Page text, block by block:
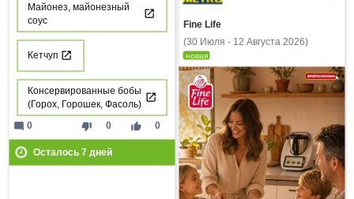
Майонез, майонезный
соус
Кетчуп
Консервированные бобы
(Горох, Горошек, Фасоль)
thumb_down 0 thumb_up 0
mode_comment 0
Осталось 7дней
Fine Life
(30 Июля - 12 Августа 2026)
новая